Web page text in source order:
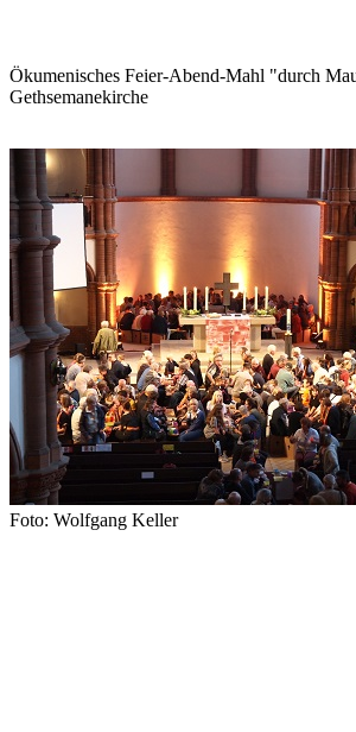
Ökumenisches Feier-Abend-Mahl "durch
Gethsemanekirche
Foto: Wolfgang Keller